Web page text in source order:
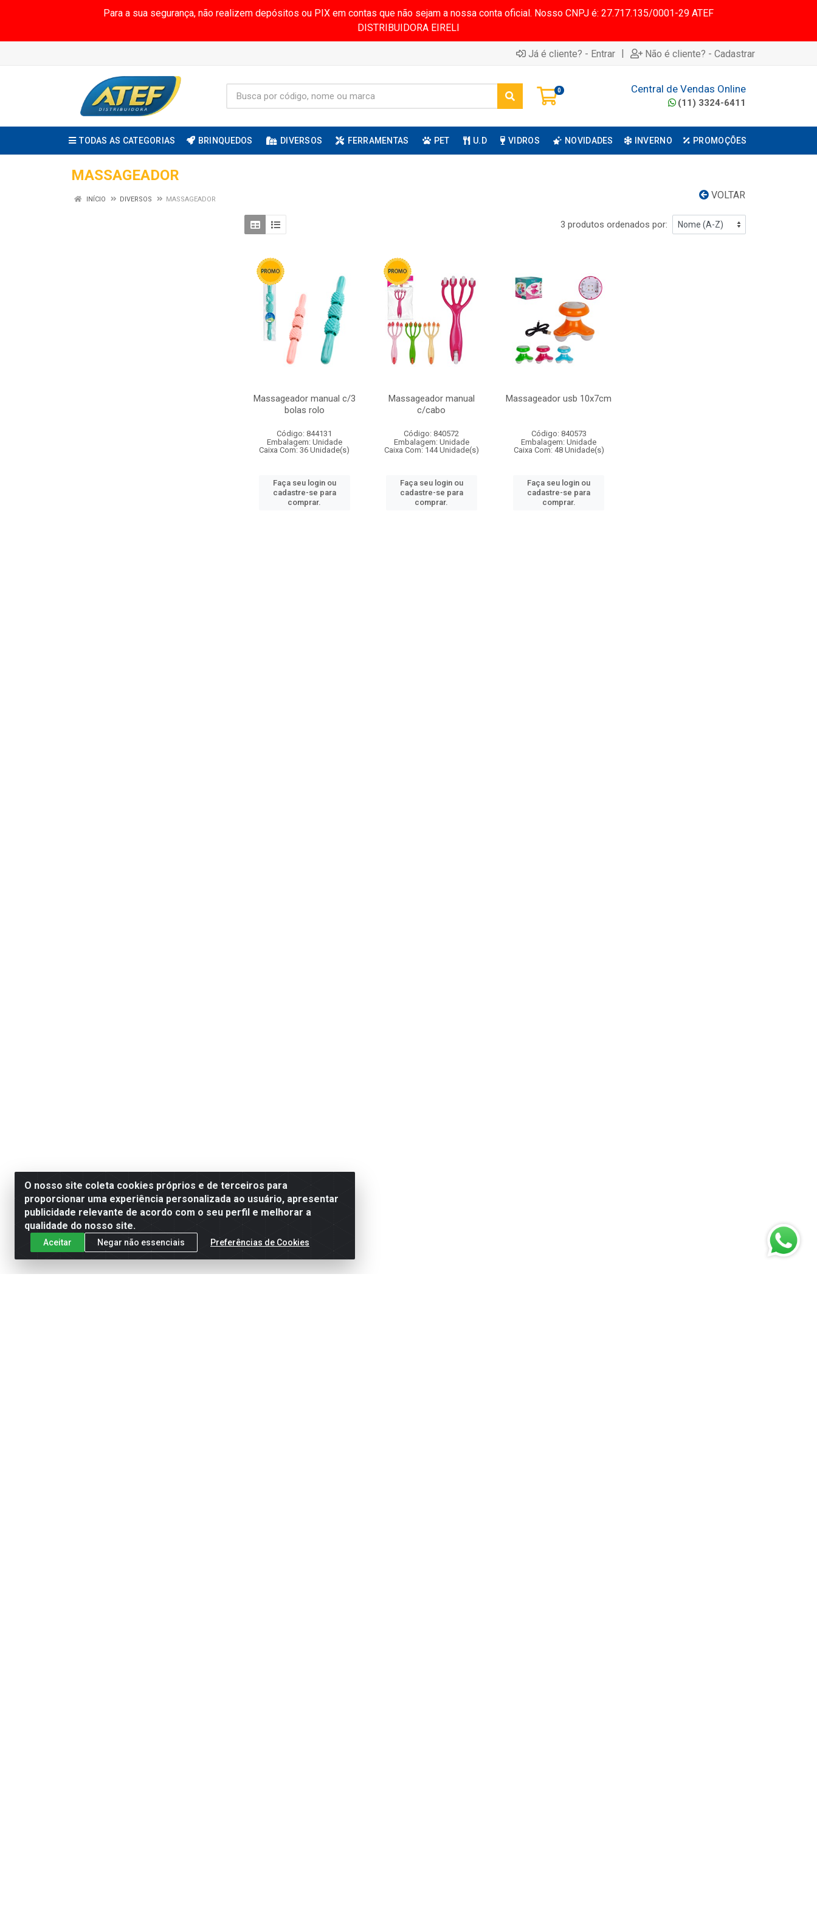
Para a sua segurança, não realizem depósitos ou PIX em contas que não sejam a nossa conta oficial. Nosso CNPJ é: 27.717.135/0001-29 ATEF
DISTRIBUIDORA EIRELI
Já é cliente? - Entrar | Não é cliente? - Cadastrar
0 Central de Vendas Online
(11) 3324-6411
TODAS AS CATEGORIAS BRINQUEDOS DIVERSOS FERRAMENTAS PET U.D VIDROS NOVIDADES INVERNO PROMOÇÕES
MASSAGEADOR
VOLTAR
INÍCIO DIVERSOS MASSAGEADOR
3 produtos ordenados por:
Massageador manual c/3
bolas rolo
Código: 844131
Embalagem: Unidade
Caixa Com: 36 Unidade(s)
Faça seu login ou
cadastre-se para
comprar.
Massageador manual
c/cabo
Código: 840572
Embalagem: Unidade
Caixa Com: 144 Unidade(s)
Faça seu login ou
cadastre-se para
comprar.
Massageador usb 10x7cm
Código: 840573
Embalagem: Unidade
Caixa Com: 48 Unidade(s)
Faça seu login ou
cadastre-se para
comprar.
O nosso site coleta cookies próprios e de terceiros para
proporcionar uma experiência personalizada ao usuário, apresentar
publicidade relevante de acordo com o seu perfil e melhorar a
qualidade do nosso site.
Aceitar Negar não essenciais Preferências de Cookies